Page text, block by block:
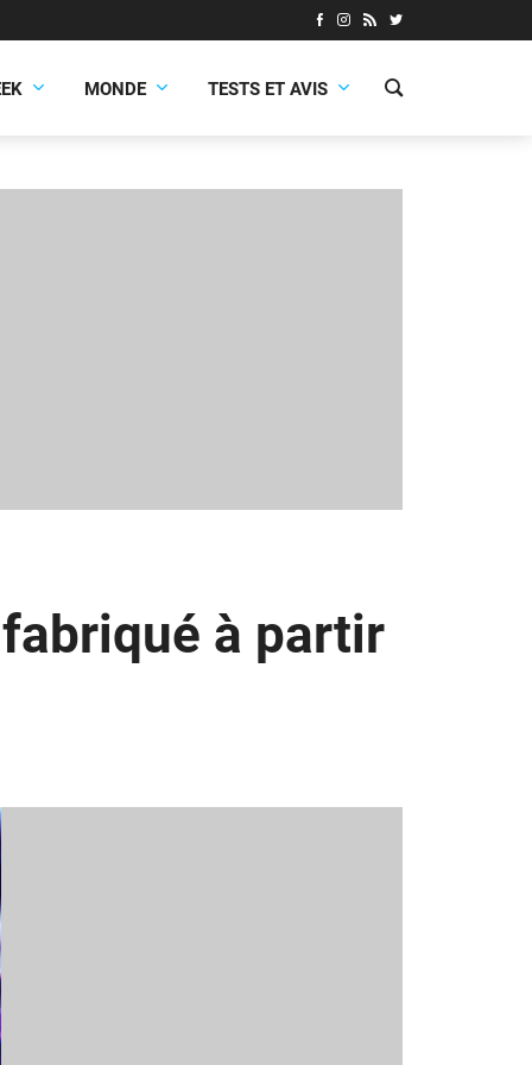
MONDE TESTS ET AVIS
à partir